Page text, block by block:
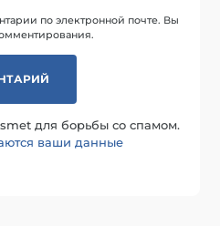
по электронной почте. Вы
для борьбы со спамом.
ваши данные